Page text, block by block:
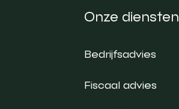
Onze diensten
Bedrijfsadvies
Fiscaal advies